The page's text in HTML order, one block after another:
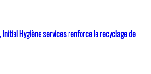
Initial Hygiène services renforce le recyclage de